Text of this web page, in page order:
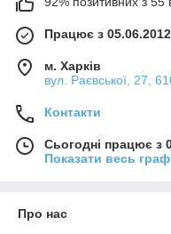
Працює з 05.06.2012
м. Харків
вул. Раєвської, 27,
Контакти
Сьогодні працює з
Показати весь
Про нас